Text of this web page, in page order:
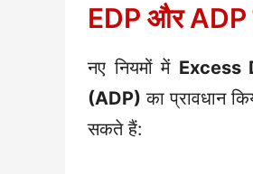
EDP और ADP
नए नियमों में Excess
(ADP) का प्रावधान
सकते हैं: